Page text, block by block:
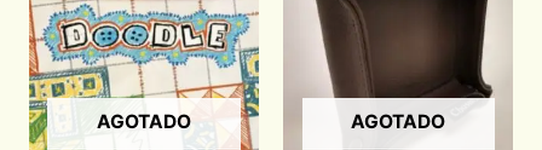
AGOTADO AGOTADO